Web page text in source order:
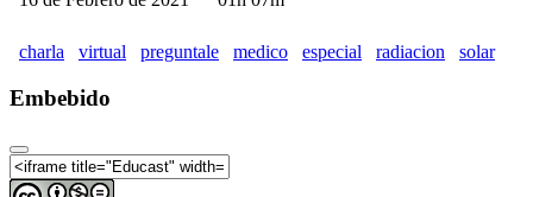
charla virtual preguntale medico especial radiacion solar
Embebido